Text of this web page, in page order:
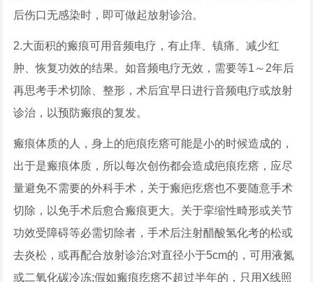
后伤口无感染时，即可做起放射诊治。
2.大面积的瘢痕可用音频电疗，有止痒、镇痛、减少红
肿、恢复功效的结果。如音频电疗无效，需要等1～2年后
再思考手术切除、整形，术后宜早日进行音频电疗或放射
诊治，以预防瘢痕的复发。
瘢痕体质的人，身上的疤痕疙瘩可能是小的时候造成的，
出于是瘢痕体质，所以每次创伤都会造成疤痕疙瘩，应尽
量避免不需要的外科手术，关于瘢疤疙瘩也不要随意手术
切除，以免手术后愈合瘢痕更大。关于挛缩性畸形或关节
功效受障碍等必需切除者，手术后注射醋酸氢化考的松或
去炎松，或再配合放射诊治;对直径小于5cm的，可用液氮
或二氧化碳冷冻;假如瘢痕疙瘩不超过半年的，只用X线照